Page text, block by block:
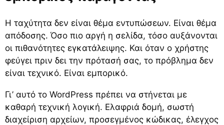
Η ταχύτητα δεν είναι θέμα εντυπώσεων. Είναι θέμα
απόδοσης. Όσο πιο αργή η σελίδα, τόσο αυξάνονται
οι πιθανότητες εγκατάλειψης. Και όταν ο χρήστης
φεύγει πριν δει την πρότασή σας, το πρόβλημα δεν
είναι τεχνικό. Είναι εμπορικό.
Γι’ αυτό το WordPress πρέπει να στήνεται με
καθαρή τεχνική λογική. Ελαφριά δομή, σωστή
διαχείριση αρχείων, προσεγμένος κώδικας, έλεγχος